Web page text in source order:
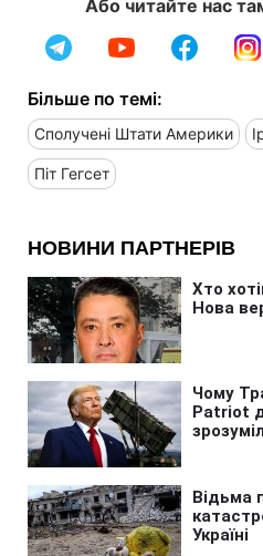
Або читайте нас
Більше по темі:
Сполучені Штати Америки
Піт Гегсет